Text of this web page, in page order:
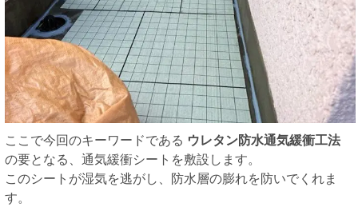
ここで今回のキーワードである ウレタン防水通気緩衝工法
の要となる、通気緩衝シートを敷設します。
このシートが湿気を逃がし、防水層の膨れを防いでくれま
す。